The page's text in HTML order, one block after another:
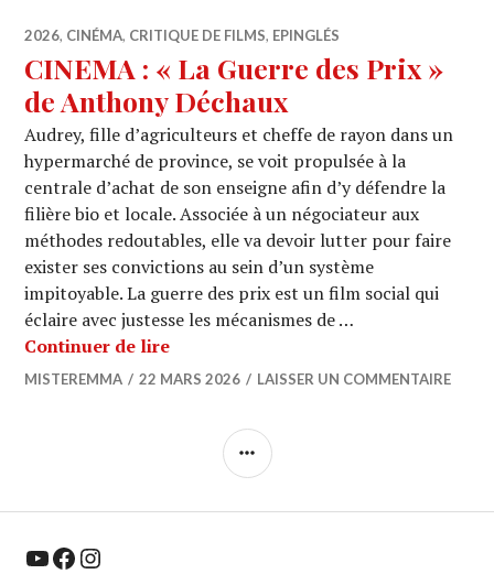
2026, CINÉMA, CRITIQUE DE FILMS, EPINGLÉS
CINEMA : « La Guerre des Prix »
de Anthony Déchaux
Audrey, fille d’agriculteurs et cheffe de rayon dans un
hypermarché de province, se voit propulsée à la
centrale d’achat de son enseigne afin d’y défendre la
filière bio et locale. Associée à un négociateur aux
méthodes redoutables, elle va devoir lutter pour faire
exister ses convictions au sein d’un système
impitoyable. La guerre des prix est un film social qui
éclaire avec justesse les mécanismes de …
Continuer de lireCINEMA : « La Guerre des Prix » de
MISTEREMMA 22 MARS 2026 LAISSER UN COMMENTAIRE
COLONNE
YouTube Facebook Instagram